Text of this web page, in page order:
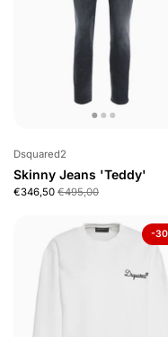
Dsquared2
Skinny Jeans 'Teddy'
€346,50 €495,00
-